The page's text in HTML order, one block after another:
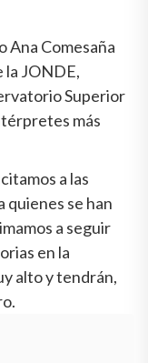
Ana Comesaña
JONDE,
Superior
más
a las
quienes se han
a seguir
en la
alto y tendrán,